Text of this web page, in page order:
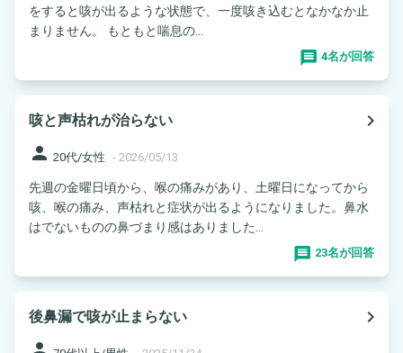
をすると咳が出るような状態で、一度咳き込むとなかなか止
まりません。 もともと喘息の...
4名が回答
咳と声枯れが治らない
navigate_next
person 20代/女性 - 2026/05/13
先週の金曜日頃から、喉の痛みがあり、土曜日になってから
咳、喉の痛み、声枯れと症状が出るようになりました。鼻水
はでないものの鼻づまり感はありました...
23名が回答
後鼻漏で咳が止まらない
navigate_next